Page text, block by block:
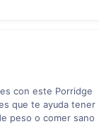
con este Porridge
que te ayuda tener
peso o comer sano